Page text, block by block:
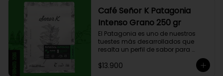
fruto de su trabajo en el campo a
su madre, Chabela. Es un típica
descafeinado con agua, con
toques especiados y un cuerpo
cremoso, resaltan notas canela,
chocolate negro y lima, esto le
otorga una puntuación de 83,75. Si
buscas descansar de la cafeína,
esta es una exquisita alternativa
Café Señor K Patagonia
Intenso Grano 250 gr
El Patagonia es uno de nuestros
tuestes más desarrollados que
resalta un perfil de sabor para
intenso único y con exquisito
$13.900